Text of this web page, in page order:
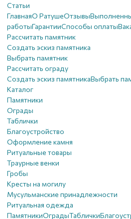
Статьи
ГлавнаяО РатушеОтзывы
работыГарантииСпособы оплаты
Рассчитать памятник
Создать эскиз памятника
Выбрать памятник
Рассчитать ограду
Создать эскиз памятникаВыбрать
Каталог
Памятники
Ограды
Таблички
Благоустройствo
Оформление камня
Ритуальные товары
Траурные венки
Гробы
Кресты на могилу
Мусульманские принадлежности
Ритуальная одежда
ПамятникиОградыТаблички